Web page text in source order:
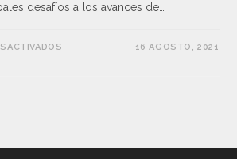
desafíos a los avances de…
16 AGOSTO, 2021